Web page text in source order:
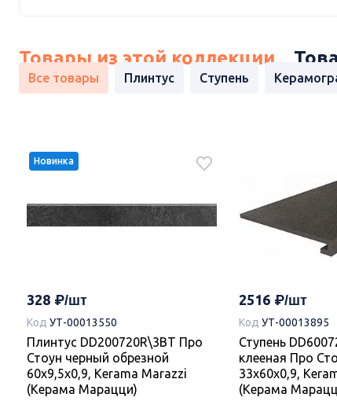
Товары из этой коллекции
Все товары Плинтус Ступень
Новинка
328
Код УТ-00013550
Плинтус DD200720R\3BT Про
Стоун черный обрезной
60x9,5x0,9, Kerama Marazzi
(Керама Марацци)
2516
Код УТ-00013895
Ступень
клееная Про
33x60x0,9,
(Керама